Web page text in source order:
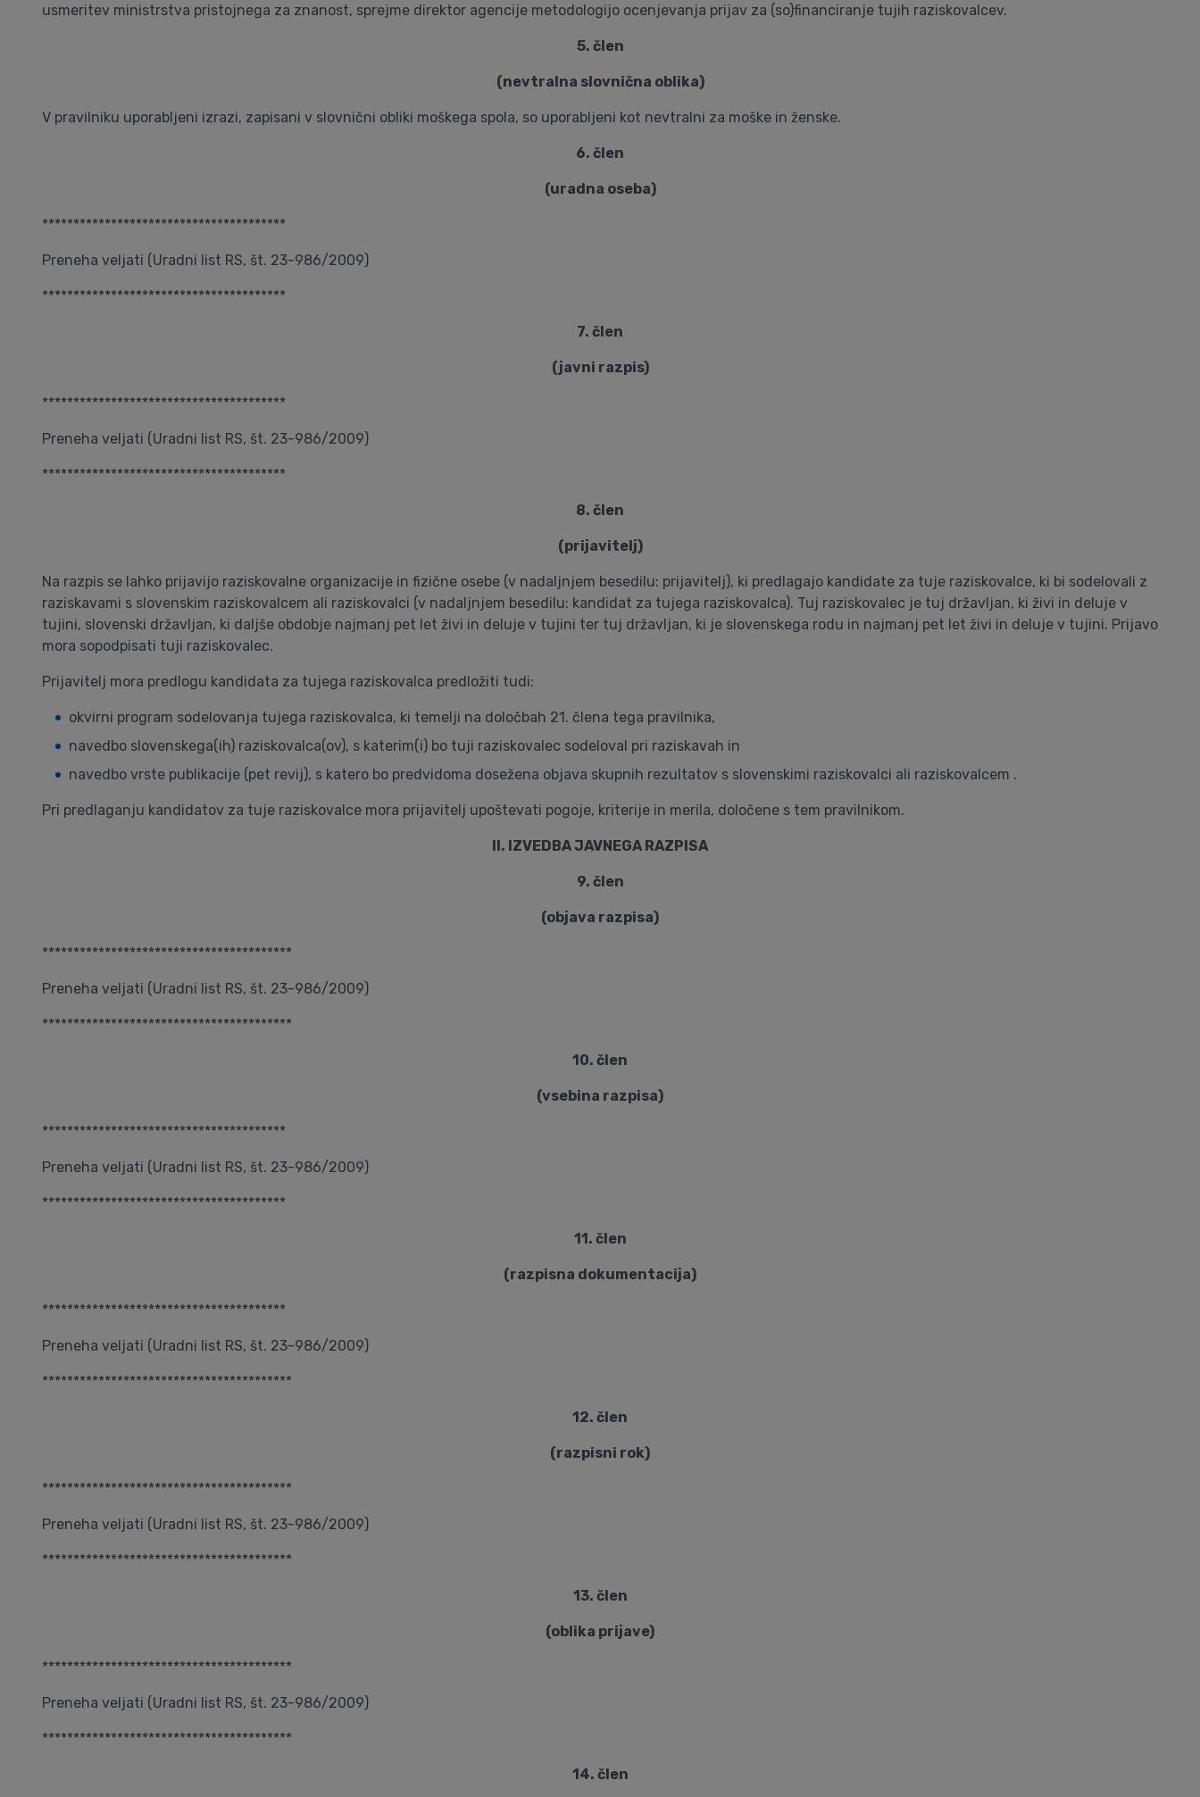
usmeritev ministrstva pristojnega za znanost, sprejme direktor agencije metodologijo ocenjevanja prijav za (so)financiranje tujih raziskovalcev.
5. člen
(nevtralna slovnična oblika)
V pravilniku uporabljeni izrazi, zapisani v slovnični obliki moškega spola, so uporabljeni kot nevtralni za moške in ženske.
6. člen
(uradna oseba)
***************************************
Preneha veljati (Uradni list RS, št. 23-986/2009)
***************************************
7. člen
(javni razpis)
***************************************
Preneha veljati (Uradni list RS, št. 23-986/2009)
***************************************
8. člen
(prijavitelj)
Na razpis se lahko prijavijo raziskovalne organizacije in fizične osebe (v nadaljnjem besedilu: prijavitelj), ki predlagajo kandidate za tuje raziskovalce, ki bi sodelovali z
raziskavami s slovenskim raziskovalcem ali raziskovalci (v nadaljnjem besedilu: kandidat za tujega raziskovalca). Tuj raziskovalec je tuj državljan, ki živi in deluje v
tujini, slovenski državljan, ki daljše obdobje najmanj pet let živi in deluje v tujini ter tuj državljan, ki je slovenskega rodu in najmanj pet let živi in deluje v tujini. Prijavo
mora sopodpisati tuji raziskovalec.
Prijavitelj mora predlogu kandidata za tujega raziskovalca predložiti tudi:
okvirni program sodelovanja tujega raziskovalca, ki temelji na določbah 21. člena tega pravilnika,
navedbo slovenskega(ih) raziskovalca(ov), s katerim(i) bo tuji raziskovalec sodeloval pri raziskavah in
navedbo vrste publikacije (pet revij), s katero bo predvidoma dosežena objava skupnih rezultatov s slovenskimi raziskovalci ali raziskovalcem .
Pri predlaganju kandidatov za tuje raziskovalce mora prijavitelj upoštevati pogoje, kriterije in merila, določene s tem pravilnikom.
II. IZVEDBA JAVNEGA RAZPISA
9. člen
(objava razpisa)
****************************************
Preneha veljati (Uradni list RS, št. 23-986/2009)
****************************************
10. člen
(vsebina razpisa)
***************************************
Preneha veljati (Uradni list RS, št. 23-986/2009)
***************************************
11. člen
(razpisna dokumentacija)
***************************************
Preneha veljati (Uradni list RS, št. 23-986/2009)
****************************************
12. člen
(razpisni rok)
****************************************
Preneha veljati (Uradni list RS, št. 23-986/2009)
****************************************
13. člen
(oblika prijave)
****************************************
Preneha veljati (Uradni list RS, št. 23-986/2009)
****************************************
14. člen